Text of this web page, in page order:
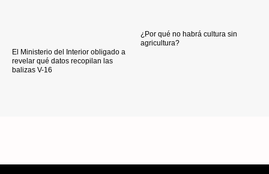
El Ministerio del Interior obligado a
revelar qué datos recopilan las
balizas V-16
¿Por qué no habrá cultura sin
agricultura?